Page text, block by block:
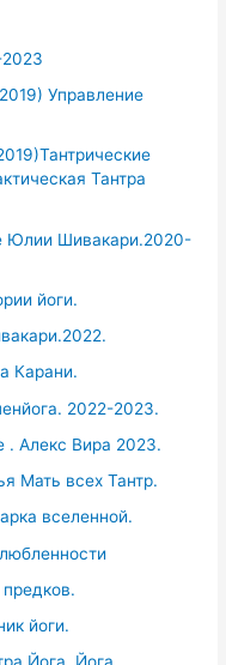
Управление
Тантра
Юлии Шивакари.2020-
йоги.
Карани.
2022-2023.
. Алекс Вира 2023.
Мать всех Тантр.
вселенной.
йоги.